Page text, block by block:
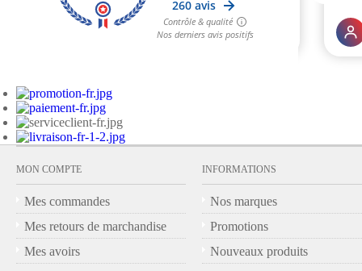
MON COMPTE
Mes commandes
Mes retours de marchandise
Mes avoirs
INFORMATIONS
Nos marques
Promotions
Nouveaux produits